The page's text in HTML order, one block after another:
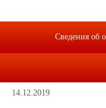
школьников
14.12.2019
Сведения об